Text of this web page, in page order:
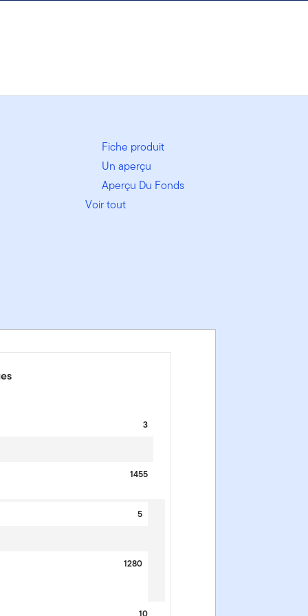
Fiche produit
Un aperçu
Aperçu Du Fonds
Voir tout
3
1455
5
1280
10